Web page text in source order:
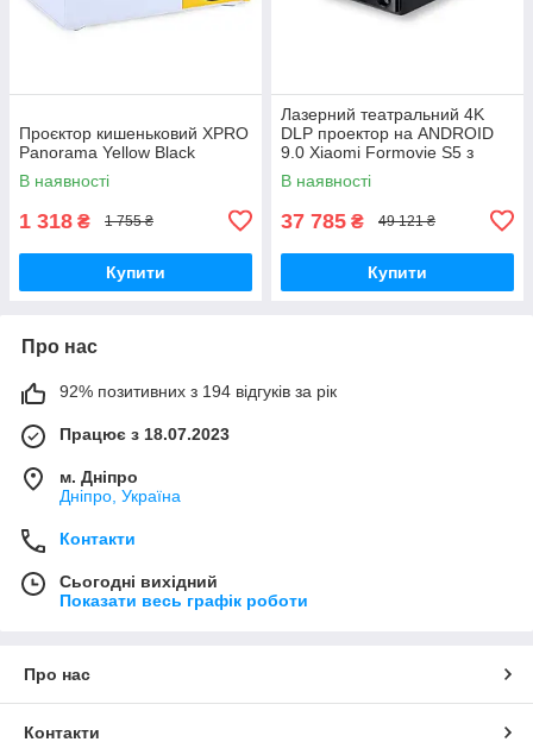
Проєктор кишеньковий XPRO
Panorama Yellow Black
В наявності
1 318 ₴ 1 755 ₴
Купити
Лазерний театральний 4K
DLP проектор на ANDROID
9.0 Xiaomi Formovie S5 з
HDR10+ та Denon sound
Dolby Audio + DTS-звуком
В наявності
37 785 ₴ 49 121 ₴
Купити
Про нас
92% позитивних з 194 відгуків за рік
Працює з 18.07.2023
м. Дніпро
Дніпро, Україна
Контакти
Сьогодні вихідний
Показати весь графік роботи
Про нас
Контакти